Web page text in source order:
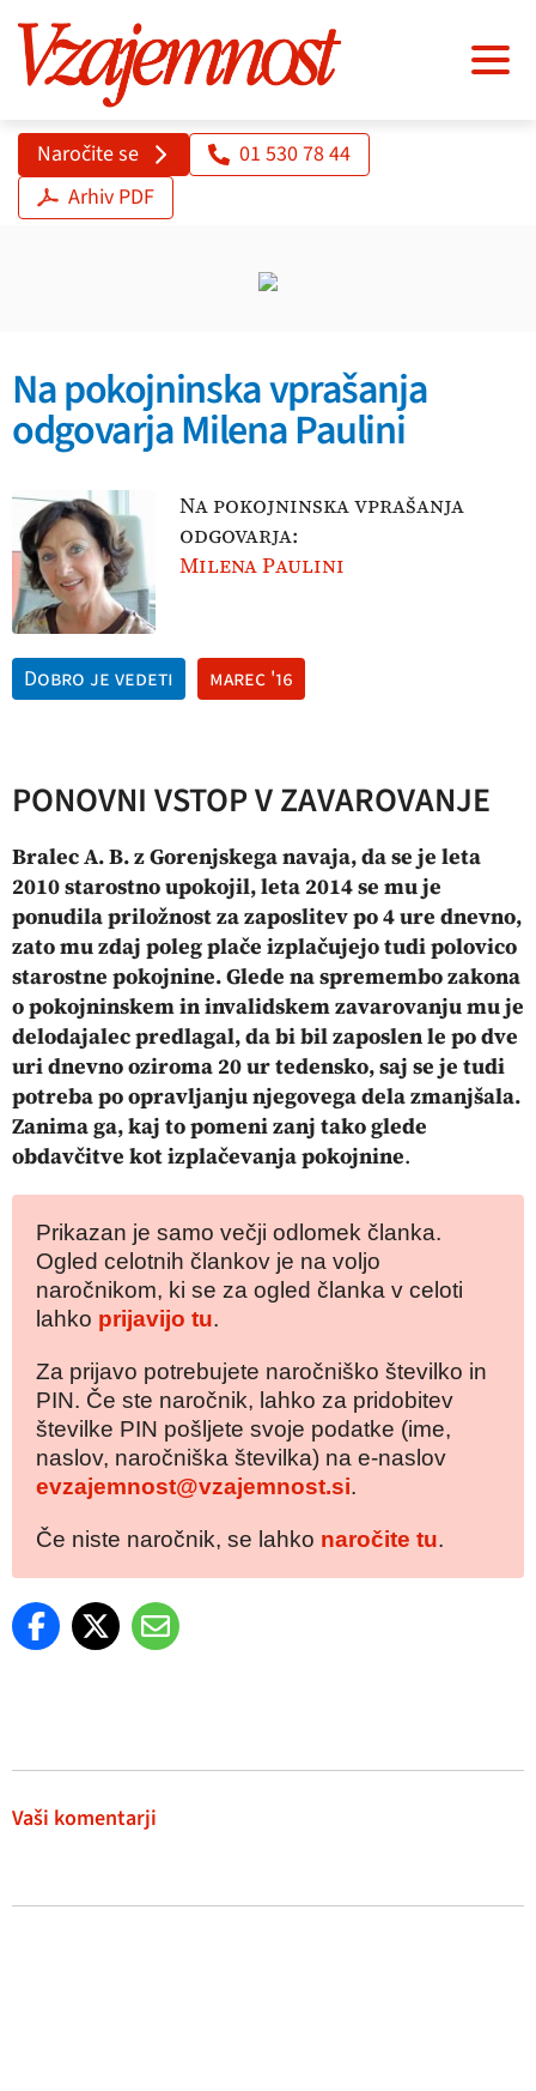
Naročite se
01 530 78 44
Arhiv PDF
Na pokojninska vprašanja
odgovarja Milena Paulini
Na pokojninska vprašanja
odgovarja:
Milena Paulini
Dobro je vedeti marec '16
PONOVNI VSTOP V ZAVAROVANJE
Bralec A. B. z Gorenjskega navaja, da se je leta
2010 starostno upokojil, leta 2014 se mu je
ponudila priložnost za zaposlitev po 4 ure dnevno,
zato mu zdaj poleg plače izplačujejo tudi polovico
starostne pokojnine. Glede na spremembo zakona
o pokojninskem in invalidskem zavarovanju mu je
delodajalec predlagal, da bi bil zaposlen le po dve
uri dnevno oziroma 20 ur tedensko, saj se je tudi
potreba po opravljanju njegovega dela zmanjšala.
Zanima ga, kaj to pomeni zanj tako glede
obdavčitve kot izplačevanja pokojnine.
Prikazan je samo večji odlomek članka.
Ogled celotnih člankov je na voljo
naročnikom, ki se za ogled članka v celoti
lahko prijavijo tu.
Za prijavo potrebujete naročniško številko in
PIN. Če ste naročnik, lahko za pridobitev
številke PIN pošljete svoje podatke (ime,
naslov, naročniška številka) na e-naslov
evzajemnost@vzajemnost.si.
Če niste naročnik, se lahko naročite tu.
Vaši komentarji